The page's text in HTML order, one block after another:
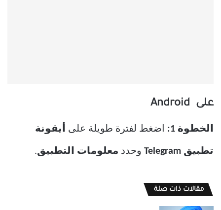
على Android
الخطوة 1: اضغط لفترة طويلة على أيقونة
تطبيق Telegram وحدد معلومات التطبيق.
مقالات ذات صلة